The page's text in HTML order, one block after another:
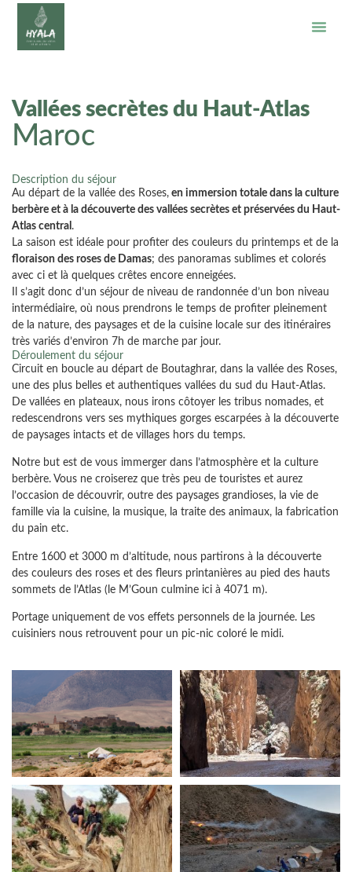
Vallées secrètes du Haut-Atlas
Maroc
Description du séjour
Au départ de la vallée des Roses, en immersion totale dans la culture
berbère et à la découverte des vallées secrètes et préservées du Haut-
Atlas central .
La saison est idéale pour profiter des couleurs du printemps et de la
floraison des roses de Damas; des panoramas sublimes et colorés
avec ci et là quelques crêtes encore enneigées.
Il s’agit donc d’un séjour de niveau de randonnée d’un bon niveau
intermédiaire, où nous prendrons le temps de profiter pleinement
de la nature, des paysages et de la cuisine locale sur des itinéraires
très variés d’environ 7h de marche par jour.
Déroulement du séjour
Circuit en boucle au départ de Boutaghrar, dans la vallée des Roses,
une des plus belles et authentiques vallées du sud du Haut-Atlas.
De vallées en plateaux, nous irons côtoyer les tribus nomades, et
redescendrons vers ses mythiques gorges escarpées à la découverte
de paysages intacts et de villages hors du temps.
Notre but est de vous immerger dans l’atmosphère et la culture
berbère. Vous ne croiserez que très peu de touristes et aurez
l’occasion de découvrir, outre des paysages grandioses, la vie de
famille via la cuisine, la musique, la traite des animaux, la fabrication
du pain etc.
Entre 1600 et 3000 m d’altitude, nous partirons à la découverte
des couleurs des roses et des fleurs printanières au pied des hauts
sommets de l’Atlas (le M’Goun culmine ici à 4071 m).
Portage uniquement de vos effets personnels de la journée. Les
cuisiniers nous retrouvent pour un pic-nic coloré le midi.